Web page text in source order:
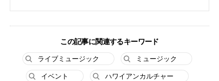
この記事に関連するキーワード
ライブミュージック ミュージック
イベント ハワイアンカルチャー